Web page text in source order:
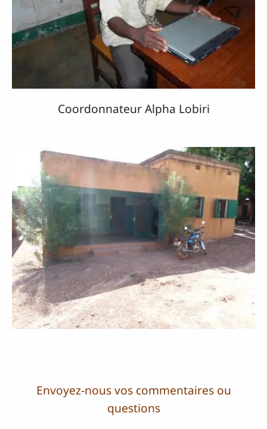
Coordonnateur Alpha Lobiri
Envoyez-nous vos commentaires ou
questions